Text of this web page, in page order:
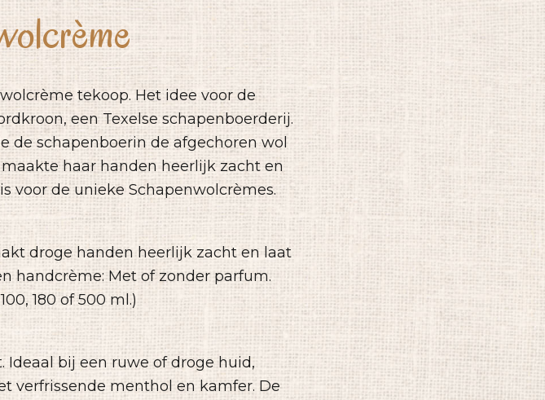
tekoop. Het idee voor de
een Texelse schapenboerderij.
de schapenboerin de afgechoren wol
haar handen heerlijk zacht en
voor de unieke Schapenwolcrèmes.
droge handen heerlijk zacht en laat
handcrème: Met of zonder parfum.
180 of 500 ml.)
Ideaal bij een ruwe of droge huid,
verfrissende menthol en kamfer. De